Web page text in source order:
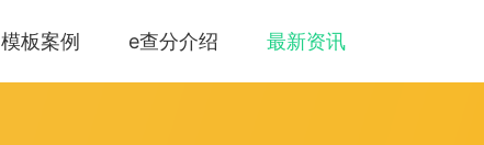
模板案例 e查分介绍 最新资讯